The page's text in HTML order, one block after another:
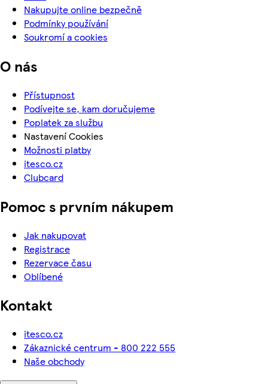
Nakupujte online bezpečně
Podmínky používání
Soukromí a cookies
O nás
Přístupnost
Podívejte se, kam doručujeme
Poplatek za službu
Nastavení Cookies
Možnosti platby
itesco.cz
Clubcard
Pomoc s prvním nákupem
Jak nakupovat
Registrace
Rezervace času
Oblíbené
Kontakt
itesco.cz
Zákaznické centrum - 800 222 555
Naše obchody